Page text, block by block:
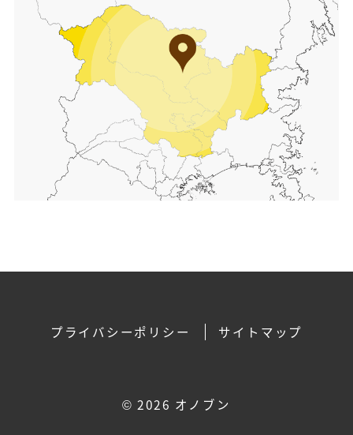
プライバシーポリシー サイトマップ
© 2026 オノブン